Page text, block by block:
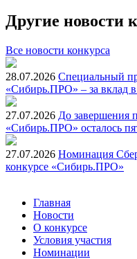
Другие новости
Все новости конкурса
28.07.2026 Специальный
«Сибирь.ПРО» – за вклад
27.07.2026 До завершения
«Сибирь.ПРО» осталось
27.07.2026 Номинация
конкурсе «Сибирь.ПРО»
Главная
Новости
О конкурсе
Условия участия
Номинации